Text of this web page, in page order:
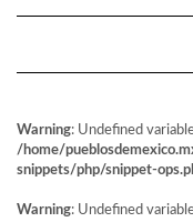
Warning: Undefined
/home/
snippets/php/snippet-
Warning: Undefined